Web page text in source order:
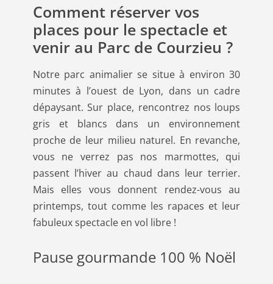
Comment réserver vos
places pour le spectacle et
venir au Parc de Courzieu ?
Notre parc animalier se situe à environ 30
minutes à l’ouest de Lyon, dans un cadre
dépaysant. Sur place, rencontrez nos loups
gris et blancs dans un environnement
proche de leur milieu naturel. En revanche,
vous ne verrez pas nos marmottes, qui
passent l’hiver au chaud dans leur terrier.
Mais elles vous donnent rendez-vous au
printemps, tout comme les rapaces et leur
fabuleux spectacle en vol libre !
Pause gourmande 100 % Noël